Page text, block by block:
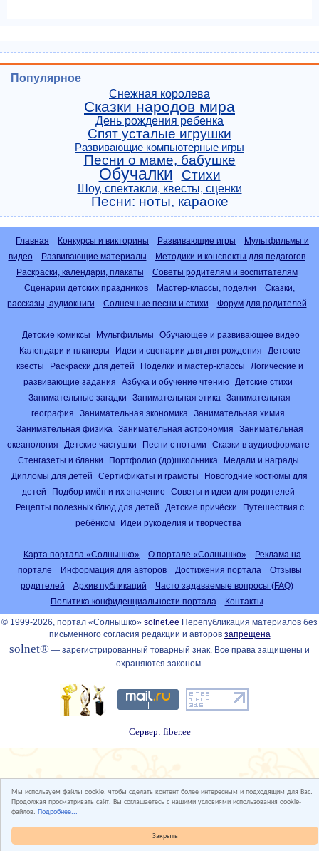
Закрыть
Мы используем файлы cookie, чтобы сделать контент более интересным и подходящим для Вас.
Продолжая просматривать сайт, Вы соглашаетесь с нашими условиями использования cookie-
файлов. Подробнее...
Популярное
Снежная королева
Сказки народов мира
День рождения ребенка
Спят усталые игрушки
Развивающие компьютерные игры
Песни о маме, бабушке
Обучалки Стихи
Шоу, спектакли, квесты, сценки
Песни: ноты, караоке
Главная Конкурсы и викторины Развивающие игры
Мультфильмы и
видео
Развивающие материалы
Методики и конспекты для педагогов
Раскраски, календари, плакаты
Советы родителям и воспитателям
Сценарии детских праздников
Мастер-классы, поделки
Сказки,
рассказы, аудиокниги
Солнечные песни и стихи Форум для родителей
Детские комиксы Мультфильмы
Обучающее и развивающее видео
Календари и планеры
Идеи и сценарии для дня рождения
Детские
квесты
Раскраски для детей Поделки и мастер-классы
Логические и
развивающие задания
Азбука и обучение чтению
Детские стихи
Занимательные загадки
Занимательная этика
Занимательная
география
Занимательная экономика
Занимательная химия
Занимательная физика
Занимательная астрономия
Занимательная
океанология
Детские частушки Песни с нотами
Сказки в аудиоформате
Стенгазеты и бланки
Портфолио (до)школьника
Медали и награды
Дипломы для детей
Сертификаты и грамоты
Новогодние костюмы для
детей
Подбор имён и их значение
Советы и идеи для родителей
Рецепты полезных блюд для детей
Детские причёски
Путешествия с
ребёнком
Идеи рукоделия и творчества
Карта портала «Солнышко» О портале «Солнышко»
Реклама на
портале
Информация для авторов Достижения портала
Отзывы
родителей
Архив публикаций
Часто задаваемые вопросы (FAQ)
Политика конфиденциальности портала
Контакты
© 1999-2026, портал «Солнышко» solnet.ee Перепубликация материалов без
письменного согласия редакции и авторов запрещена
solnet® — зарегистрированный товарный знак. Все права защищены и
охраняются законом.
Сервер: fiber.ee